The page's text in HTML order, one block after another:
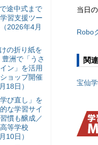
当日
Robo
関
宝仙
途中式まで
習支援ツー
2026年4月
の折り紙を
洲で「うさ
ン」を活用
ョップ開催
18日）
び直し」を
な学習サイ
慣も醸成／
等学校
10日）